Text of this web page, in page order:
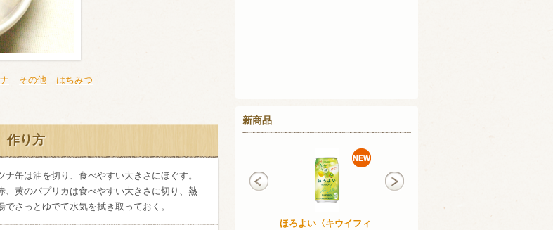
その他
はちみつ
作り方
ナ缶は油を切り、食べやすい大きさにほぐす。
、黄のパプリカは食べやすい大きさに切り、熱
でさっとゆでて水気を拭き取っておく。
新商品
ほろよい〈キウイフィ
酸化防止剤無添加のお